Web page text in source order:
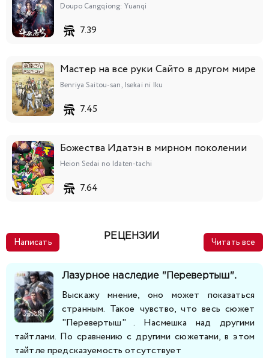
Doupo Cangqiong: Yuanqi
7.39
Мастер на все руки Сайто в другом мире
Benriya Saitou-san, Isekai ni Iku
7.45
Божества Идатэн в мирном поколении
Heion Sedai no Idaten-tachi
7.64
Написать
РЕЦЕНЗИИ
Читать все
Лазурное наследие "Перевертыш".
Выскажу мнение, оно может показаться
странным. Такое чувство, что весь сюжет
"Перевертыш" . Насмешка над другими
тайтлами. По сравнению с другими сюжетами, в этом
тайтле предсказуемость отсутствует